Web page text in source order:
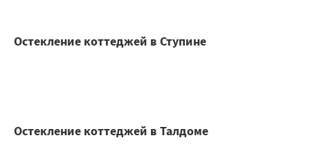
Остекление коттеджей в Ступине
Остекление коттеджей в Талдоме